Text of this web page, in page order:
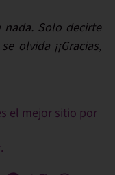
Solo decirte
olvida ¡¡Gracias,
el mejor sitio por